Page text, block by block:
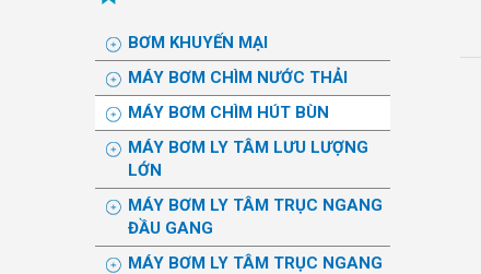
BƠM KHUYẾN MẠI
MÁY BƠM CHÌM NƯỚC THẢI
MÁY BƠM CHÌM HÚT BÙN
MÁY BƠM LY TÂM LƯU LƯỢNG
LỚN
MÁY BƠM LY TÂM TRỤC NGANG
ĐẦU GANG
MÁY BƠM LY TÂM TRỤC NGANG